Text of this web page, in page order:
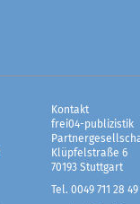
Kontakt
frei04-publizistik
Klüpfelstraße 6
70193 Stuttgart
Tel. 0049 711 28 49